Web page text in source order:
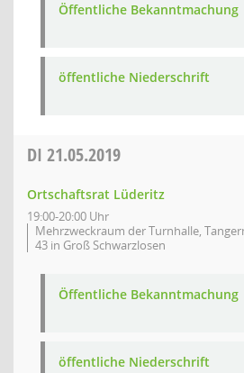
Öffentliche Bekanntmachung
öffentliche Niederschrift
DI 21.05.2019
Ortschaftsrat Lüderitz
19:00-20:00 Uhr
Mehrzweckraum der Turnhalle,
43 in Groß Schwarzlosen
Öffentliche Bekanntmachung
öffentliche Niederschrift